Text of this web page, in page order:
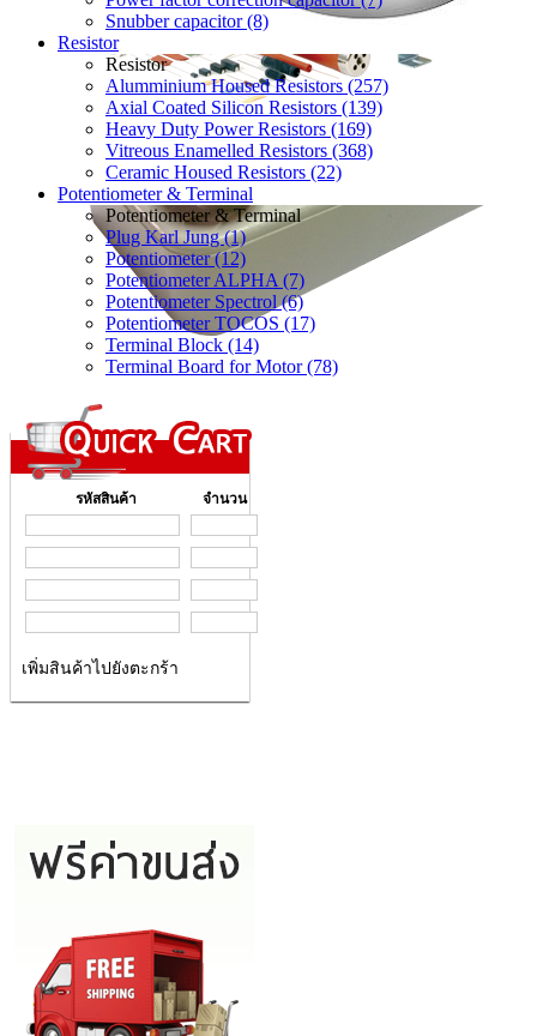
Snubber capacitor (8)
Resistor
Resistor
Alumminium Housed Resistors (257)
Axial Coated Silicon Resistors (139)
Heavy Duty Power Resistors (169)
Vitreous Enamelled Resistors (368)
Ceramic Housed Resistors (22)
Potentiometer & Terminal
Potentiometer & Terminal
Plug Karl Jung (1)
Potentiometer (12)
Potentiometer ALPHA (7)
Potentiometer Spectrol (6)
Potentiometer TOCOS (17)
Terminal Block (14)
Terminal Board for Motor (78)
รหัสสินค้า จำนวน
เพิ่มสินค้าไปยังตะกร้า